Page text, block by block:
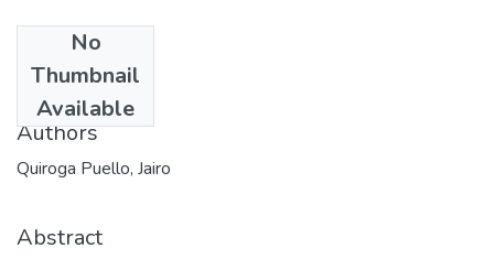
No
Thumbnail
Available
2001
Authors
Quiroga Puello, Jairo
Abstract